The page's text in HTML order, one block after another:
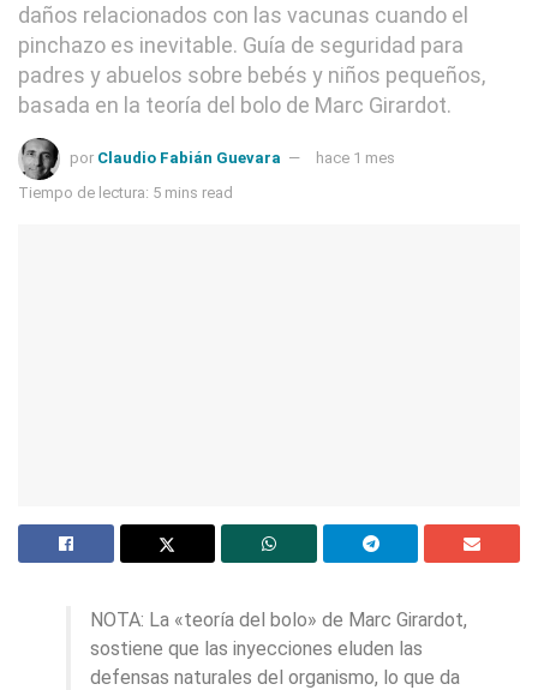
daños relacionados con las vacunas cuando el
pinchazo es inevitable. Guía de seguridad para
padres y abuelos sobre bebés y niños pequeños,
basada en la teoría del bolo de Marc Girardot.
por Claudio Fabián Guevara
hace 1 mes
Tiempo de lectura: 5 mins read
NOTA: La «teoría del bolo» de Marc Girardot,
sostiene que las inyecciones eluden las
defensas naturales del organismo, lo que da